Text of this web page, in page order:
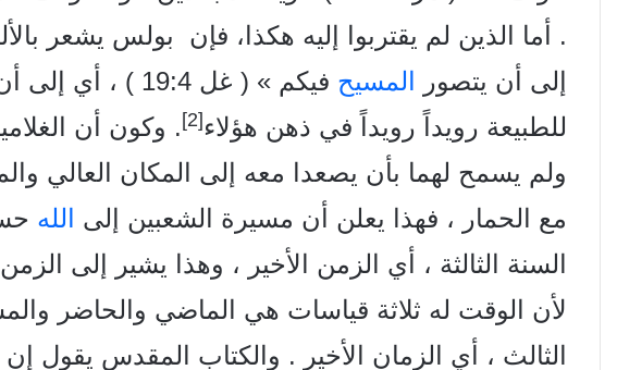
. أما الذين لم يقتربوا إليه هكذا، فإن بولس يشعر
إلى أن يتصور
المسيح
فيكم » ( غل 19:4 )
للطبيعة رويداً رويداً في ذهن هؤلاء [2]
. وكون أن
ولم يسمح لهما بأن يصعدا معه إلى المكان العالي
مع الحمار ، فهذا يعلن أن مسيرة الشعبين إلى
الله
السنة الثالثة ، أي الزمن الأخير ، وهذا يشير إلى
لأن الوقت له ثلاثة قياسات هي الماضي والحاضر
الثالث ، أي الزمان الأخير . والكتاب المقدس يقول إن